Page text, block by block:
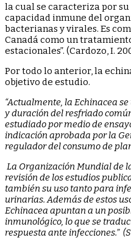
la cual se caracteriza por
capacidad inmune del
bacterianas y virales. Es
Canadá como un
estacionales”. (Cardozo, I.
Por todo lo anterior, la
objetivo de estudio.
“Actualmente, la Echinacea
y duración del resfriado
estudiado por medio de
indicación aprobada por la
regulador del consumo de
La Organización Mundial de
revisión de los estudios
también su uso tanto para
urinarias. Además de estos
Echinacea apuntan a un
inmunológico, lo que se
respuesta ante infecciones.”